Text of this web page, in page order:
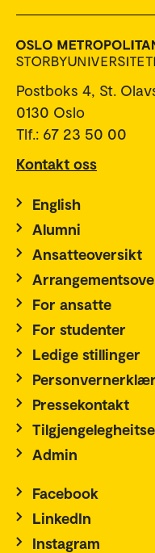
Postboks 4, St.
0130 Oslo
Tlf.: 67 23 50 00
Kontakt oss
English
Alumni
Ansatteoversikt
For ansatte
For studenter
Ledige stillinger
Pressekontakt
Admin
Facebook
LinkedIn
Instagram